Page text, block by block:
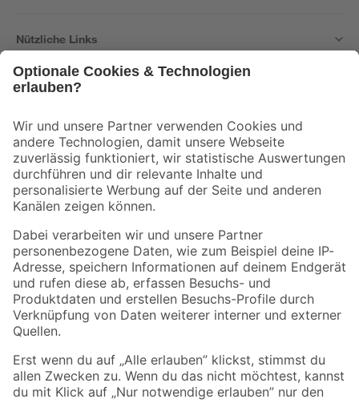
Nützliche Links
Der toom Newsletter: Keine Angebote und Aktionen mehr verpassen!
Zur Newsletter Anmeldung
Folge uns
Zahlungsarten Versandarten
Sicher einkaufen
Jetzt die toom-App herunterladen